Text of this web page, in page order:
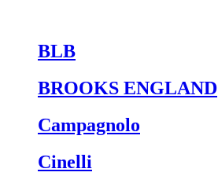
BLB
BROOKS ENGLAND
Campagnolo
Cinelli